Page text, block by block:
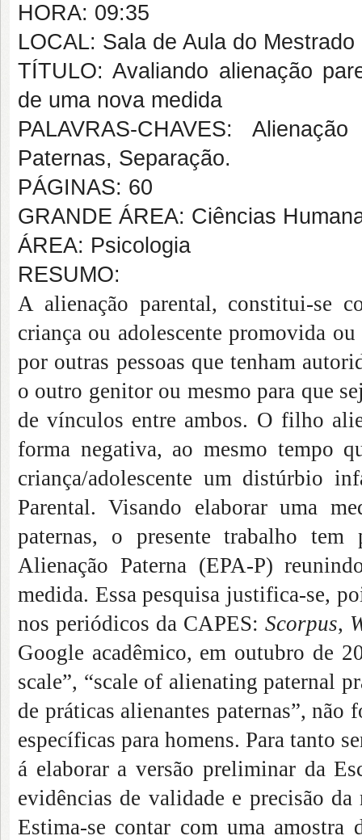
HORA: 09:35
LOCAL: Sala de Aula do Mestrado
TÍTULO: Avaliando alienação
de uma nova medida
PALAVRAS-CHAVES:
Paternas, Separação.
PÁGINAS: 60
GRANDE ÁREA: Ciências
ÁREA: Psicologia
RESUMO:
A alienação parental, constitui-se
criança ou adolescente promovida
por outras pessoas que tenham
o outro genitor ou mesmo para que
de vínculos entre ambos. O filho
forma negativa, ao mesmo tempo
criança/adolescente um distúrbio
Parental. Visando elaborar uma
paternas, o presente trabalho
Alienação Paterna (EPA-P)
medida. Essa pesquisa justifica-se,
nos periódicos da CAPES:Scorpus,
Google acadêmico, em outubro de
scale”, “scale of alienating paternal
de práticas alienantes paternas”, não
específicas para homens. Para tanto
á elaborar a versão preliminar da
evidências de validade e precisão
Estima-se contar com uma amostra